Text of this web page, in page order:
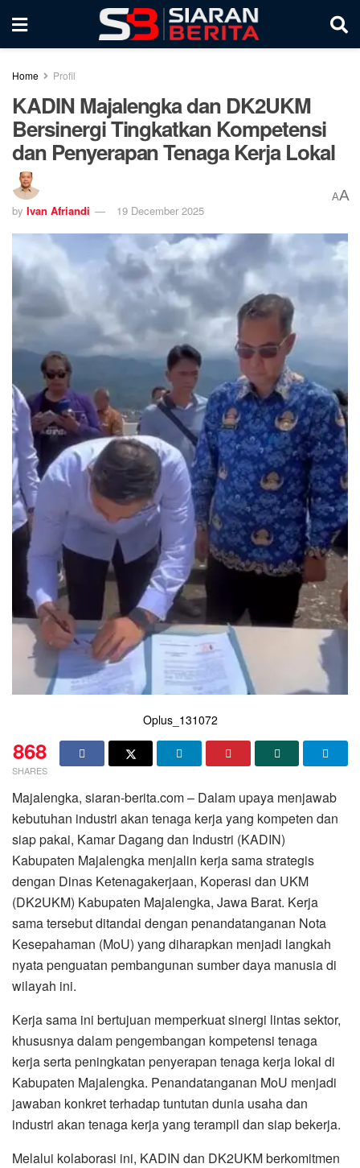
Home Profil
KADIN Majalengka dan DK2UKM
Bersinergi Tingkatkan Kompetensi
dan Penyerapan Tenaga Kerja Lokal
by Ivan Afriandi 19 December 2025
AA
Oplus_131072
868
SHARES
Majalengka, siaran-berita.com – Dalam upaya menjawab
kebutuhan industri akan tenaga kerja yang kompeten dan
siap pakai, Kamar Dagang dan Industri (KADIN)
Kabupaten Majalengka menjalin kerja sama strategis
dengan Dinas Ketenagakerjaan, Koperasi dan UKM
(DK2UKM) Kabupaten Majalengka, Jawa Barat. Kerja
sama tersebut ditandai dengan penandatanganan Nota
Kesepahaman (MoU) yang diharapkan menjadi langkah
nyata penguatan pembangunan sumber daya manusia di
wilayah ini.
Kerja sama ini bertujuan memperkuat sinergi lintas sektor,
khususnya dalam pengembangan kompetensi tenaga
kerja serta peningkatan penyerapan tenaga kerja lokal di
Kabupaten Majalengka. Penandatanganan MoU menjadi
jawaban konkret terhadap tuntutan dunia usaha dan
industri akan tenaga kerja yang terampil dan siap bekerja.
Melalui kolaborasi ini, KADIN dan DK2UKM berkomitmen